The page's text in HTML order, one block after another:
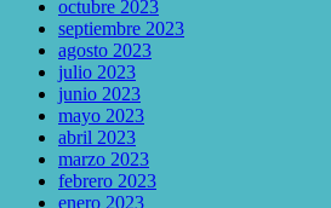
octubre 2023
septiembre 2023
agosto 2023
julio 2023
junio 2023
mayo 2023
abril 2023
marzo 2023
febrero 2023
enero 2023